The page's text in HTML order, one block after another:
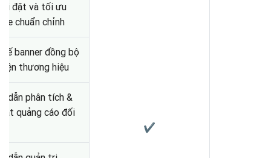
đặt và tối ưu
chuẩn chỉnh
✔
banner đồng bộ
thương hiệu
dẫn phân tích &
quảng cáo đối